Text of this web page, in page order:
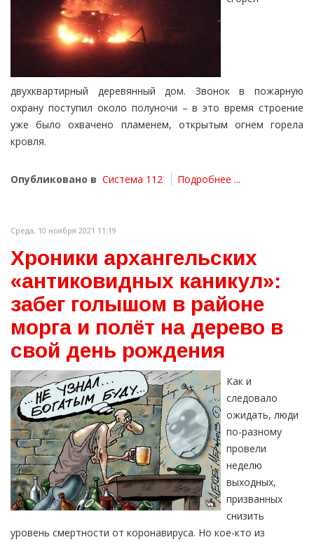
двухквартирный деревянный дом. Звонок в пожарную
охрану поступил около полуночи – в это время строение
уже было охвачено пламенем, открытым огнем горела
кровля.
Опубликовано в Система 112 Подробнее ...
Среда, 10 ноября 2021 11:19
Хроники архангельских
«антиковидных каникул»:
забег голышом в районе
морга и полёт на дерево в
свой день рождения
Как и
следовало
ожидать, люди
по-разному
провели
неделю
выходных,
призванных
снизить
уровень смертности от коронавируса. Но кое-кто из